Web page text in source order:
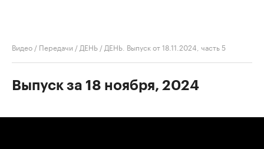
Видео / Передачи / ДЕНЬ / ДЕНЬ. Выпуск от 18.11.2024, часть 5
Выпуск за 18 ноября, 2024